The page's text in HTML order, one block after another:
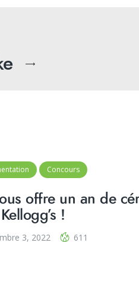
Concours
offre un an de
Kellogg’s !
3, 2022 611